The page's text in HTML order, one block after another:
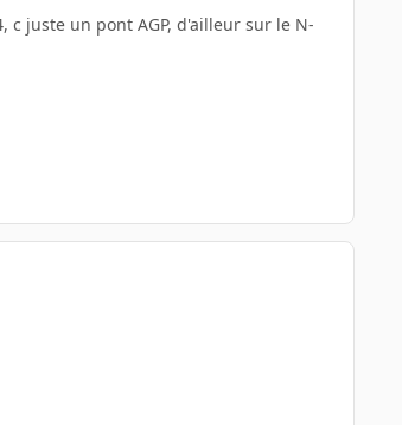
c juste un pont AGP, d'ailleur sur le N-